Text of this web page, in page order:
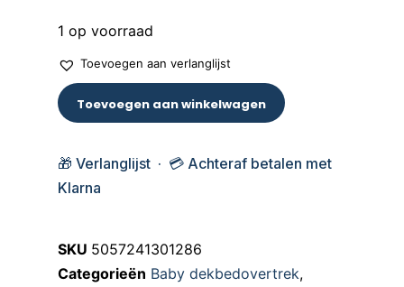
1 op voorraad
Toevoegen aan verlanglijst
Toevoegen aan winkelwagen
🎁 Verlanglijst · 💳 Achteraf betalen met
Klarna
SKU 5057241301286
Categorieën Baby dekbedovertrek,